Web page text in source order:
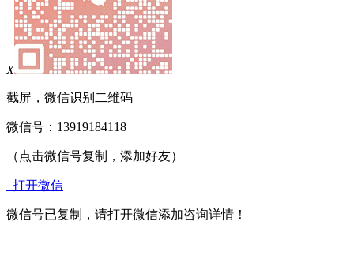
X
截屏，微信识别二维码
微信号： 13919184118
（点击微信号复制，添加好友）
打开微信
微信号已复制，请打开微信添加咨询详情！